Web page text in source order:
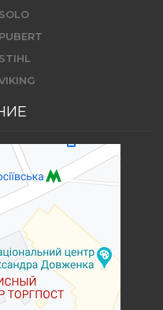
SOLO
PUBERT
STIHL